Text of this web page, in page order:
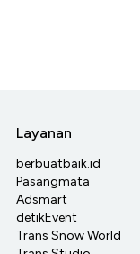
Layanan
berbuatbaik.id
Pasangmata
Adsmart
detikEvent
Trans Snow World